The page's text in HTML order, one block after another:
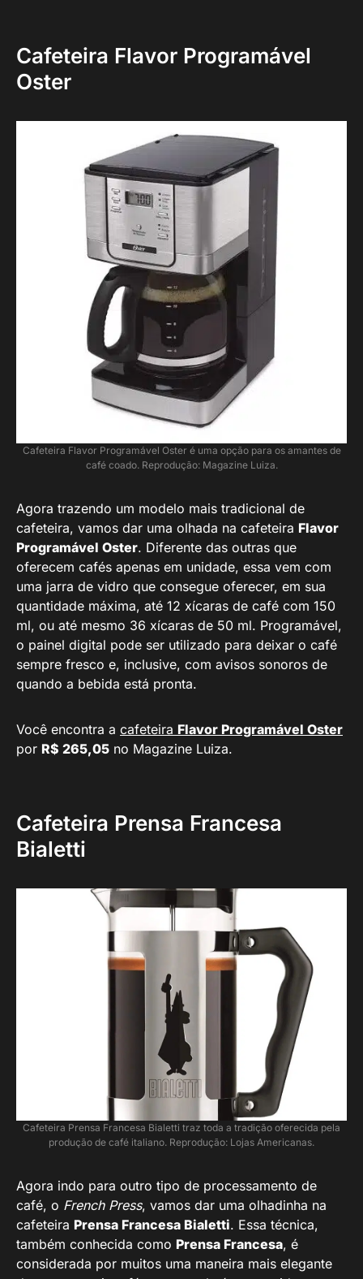
Cafeteira Flavor Programável
Oster
Cafeteira Flavor Programável Oster é uma opção para os amantes de
café coado. Reprodução: Magazine Luiza.
Agora trazendo um modelo mais tradicional de
cafeteira, vamos dar uma olhada na cafeteira Flavor
Programável Oster. Diferente das outras que
oferecem cafés apenas em unidade, essa vem com
uma jarra de vidro que consegue oferecer, em sua
quantidade máxima, até 12 xícaras de café com 150
ml, ou até mesmo 36 xícaras de 50 ml. Programável,
o painel digital pode ser utilizado para deixar o café
sempre fresco e, inclusive, com avisos sonoros de
quando a bebida está pronta.
Você encontra a cafeteira Flavor Programável Oster
por R$ 265,05 no Magazine Luiza.
Cafeteira Prensa Francesa
Bialetti
Cafeteira Prensa Francesa Bialetti traz toda a tradição oferecida pela
produção de café italiano. Reprodução: Lojas Americanas.
Agora indo para outro tipo de processamento de
café, o French Press, vamos dar uma olhadinha na
cafeteira Prensa Francesa Bialetti. Essa técnica,
também conhecida como Prensa Francesa, é
considerada por muitos uma maneira mais elegante